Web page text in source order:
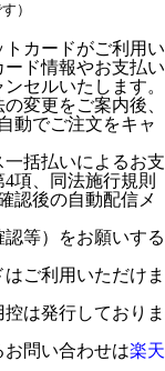
）
カードがご利用い
ド情報やお支払い
セルいたします。
変更をご案内後、
動でご注文をキャ
括払いによるお支
項、同法施行規則
認後の自動配信メ
等）をお願いする
ご利用いただけま
は発行しておりま
問い合わせは楽天